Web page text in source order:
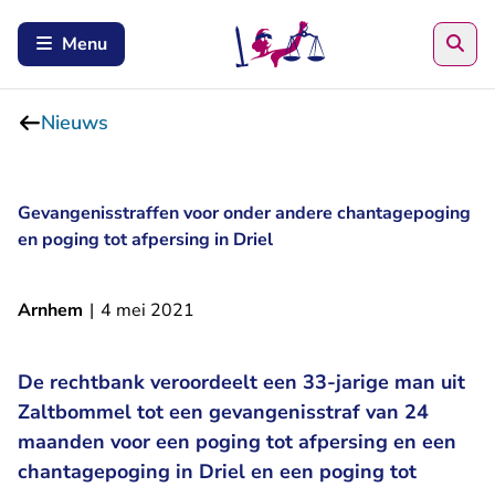
Menu
Nieuws
Gevangenisstraffen voor onder andere chantagepoging
en poging tot afpersing in Driel
Arnhem | 4 mei 2021
De rechtbank veroordeelt een 33-jarige man uit
Zaltbommel tot een gevangenisstraf van 24
maanden voor een poging tot afpersing en een
chantagepoging in Driel en een poging tot